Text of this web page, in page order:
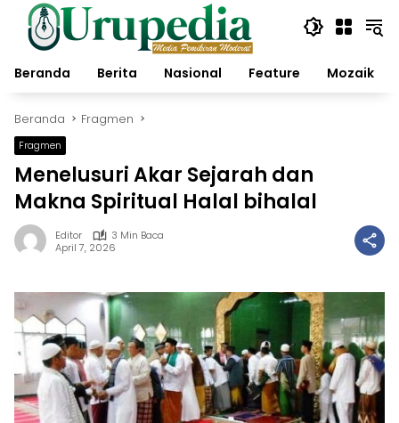
Langsung
konten
Beranda
Berita Nasional Feature Mozaik
Beranda Fragmen
Fragmen
Menelusuri Akar Sejarah dan
Makna Spiritual Halal bihalal
Editor
3 Min Baca
April 7, 2026